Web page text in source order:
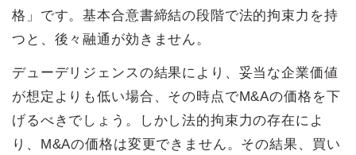
格」です。基本合意書締結の段階で法的拘束力を持
つと、後々融通が効きません。
デューデリジェンスの結果により、妥当な企業価値
が想定よりも低い場合、その時点でM&Aの価格を下
げるべきでしょう。しかし法的拘束力の存在によ
り、M&Aの価格は変更できません。その結果、買い